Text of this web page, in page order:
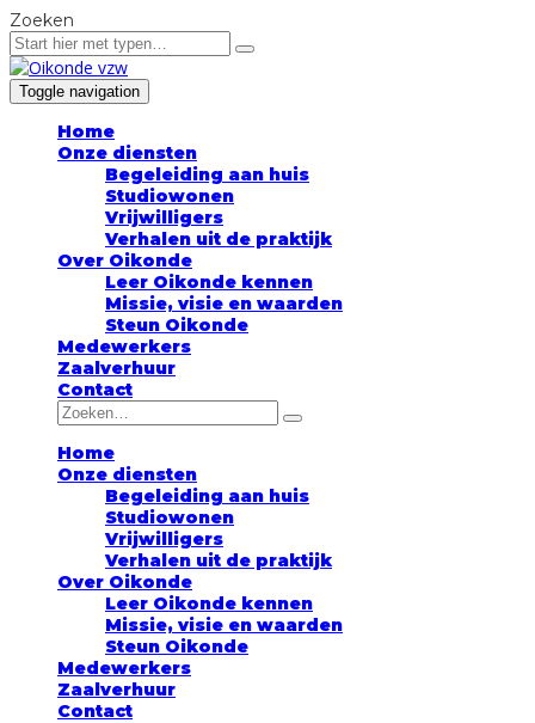
Zoeken
Toggle navigation
Home
Onze diensten
Begeleiding aan huis
Studiowonen
Vrijwilligers
Verhalen uit de praktijk
Over Oikonde
Leer Oikonde kennen
Missie, visie en waarden
Steun Oikonde
Medewerkers
Zaalverhuur
Contact
Home
Onze diensten
Begeleiding aan huis
Studiowonen
Vrijwilligers
Verhalen uit de praktijk
Over Oikonde
Leer Oikonde kennen
Missie, visie en waarden
Steun Oikonde
Medewerkers
Zaalverhuur
Contact